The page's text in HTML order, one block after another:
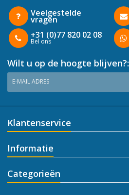
Veelgestelde
vragen
+31 (0)77 820 02 08
Bel ons
Wilt u op de hoogte blijven?:
E-MAIL ADRES
Klantenservice
Informatie
Categorieën